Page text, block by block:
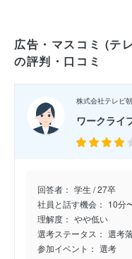
公開日：2026年1月
26卒/選考不
公開日：2026年1
公開日：2025年12
26卒/選考不
広告・マスコミ (テ
の評判・口コミ
株式会社テレビ
ワークライ
回答者： 学生 / 27卒
社員と話す機会： 10分
理解度： やや低い
選考ステータス： 選考
参加イベント： 選考